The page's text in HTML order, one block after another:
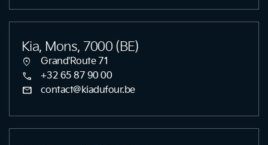
Kia, Mons, 7000 (BE)
location_on Grand'Route 71
call +32 65 87 90 00
mail contact@kiadufour.be